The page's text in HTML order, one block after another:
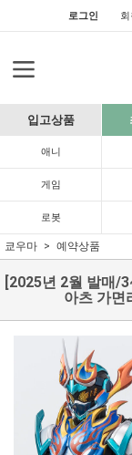
로그인
입고상품
애니
게임
로봇
쿄우마 예약상품
[2025년 2월 발매/
아츠 가면